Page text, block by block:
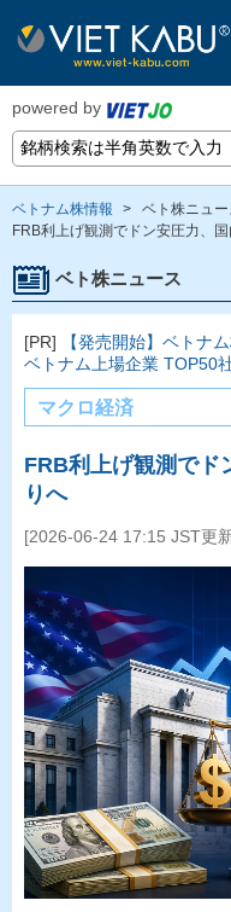
powered by
ベトナム株情報 > ベト株ニュ
FRB利上げ観測でドン安圧力、
ベト株ニュース
[PR]
【発売開始】ベトナ
ベトナム上場企業 TOP50
マクロ経済
FRB利上げ観測でド
りへ
[2026-06-24 17:15 JST更